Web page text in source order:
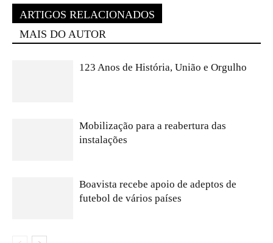
ARTIGOS RELACIONADOS
MAIS DO AUTOR
123 Anos de História, União e Orgulho
Mobilização para a reabertura das
instalações
Boavista recebe apoio de adeptos de
futebol de vários países